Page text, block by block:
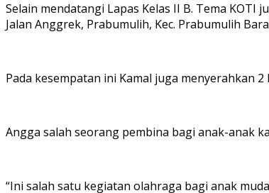
Selain mendatangi Lapas Kelas II B. Tema
Jalan Anggrek, Prabumulih, Kec. Prabumulih
Pada kesempatan ini Kamal juga menyerahkan
Angga salah seorang pembina bagi anak-anak
“Ini salah satu kegiatan olahraga bagi anak